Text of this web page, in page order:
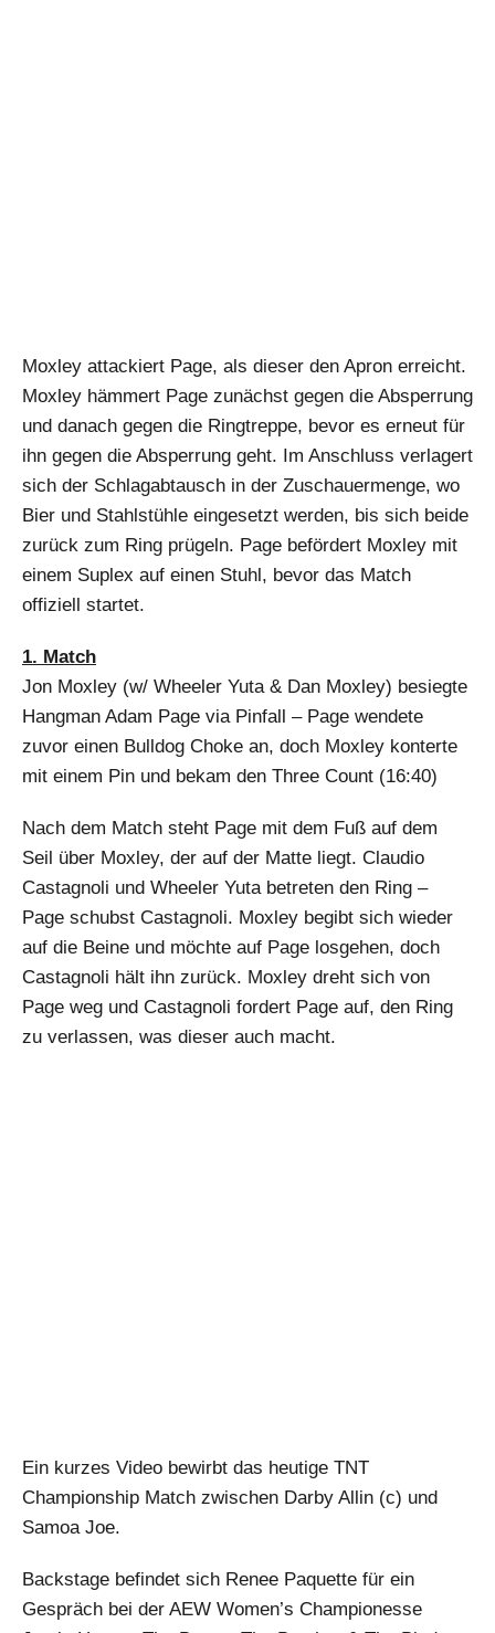
Moxley attackiert Page, als dieser den Apron erreicht.
Moxley hämmert Page zunächst gegen die Absperrung
und danach gegen die Ringtreppe, bevor es erneut für
ihn gegen die Absperrung geht. Im Anschluss verlagert
sich der Schlagabtausch in der Zuschauermenge, wo
Bier und Stahlstühle eingesetzt werden, bis sich beide
zurück zum Ring prügeln. Page befördert Moxley mit
einem Suplex auf einen Stuhl, bevor das Match
offiziell startet.
1. Match
Jon Moxley (w/ Wheeler Yuta & Dan Moxley) besiegte
Hangman Adam Page via Pinfall – Page wendete
zuvor einen Bulldog Choke an, doch Moxley konterte
mit einem Pin und bekam den Three Count (16:40)
Nach dem Match steht Page mit dem Fuß auf dem
Seil über Moxley, der auf der Matte liegt. Claudio
Castagnoli und Wheeler Yuta betreten den Ring –
Page schubst Castagnoli. Moxley begibt sich wieder
auf die Beine und möchte auf Page losgehen, doch
Castagnoli hält ihn zurück. Moxley dreht sich von
Page weg und Castagnoli fordert Page auf, den Ring
zu verlassen, was dieser auch macht.
Ein kurzes Video bewirbt das heutige TNT
Championship Match zwischen Darby Allin (c) und
Samoa Joe.
Backstage befindet sich Renee Paquette für ein
Gespräch bei der AEW Women’s Championesse